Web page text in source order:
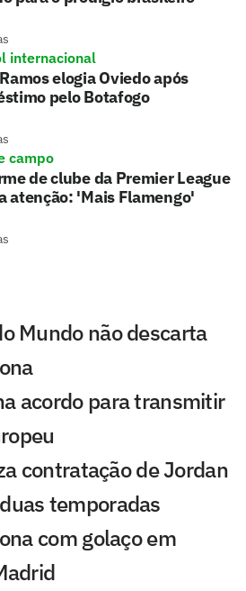
internacional
elogia Oviedo após
pelo Botafogo
campo
de clube da Premier League
atenção: 'Mais Flamengo'
Mundo não descarta
acordo para transmitir
contratação de Jordan
temporadas
com golaço em